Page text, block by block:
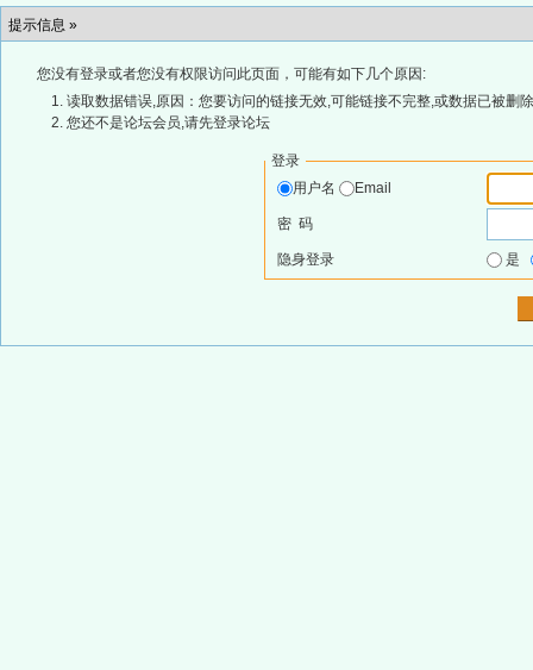
提示信息 »
您没有登录或者您没有权限访问此页面，可能有如下几个原因:
读取数据错误,原因：您要访问的链接无效,可能链接不完整,或数据已被删
您还不是论坛会员,请先登录论坛
登录
用户名
Email
密 码
隐身登录 是